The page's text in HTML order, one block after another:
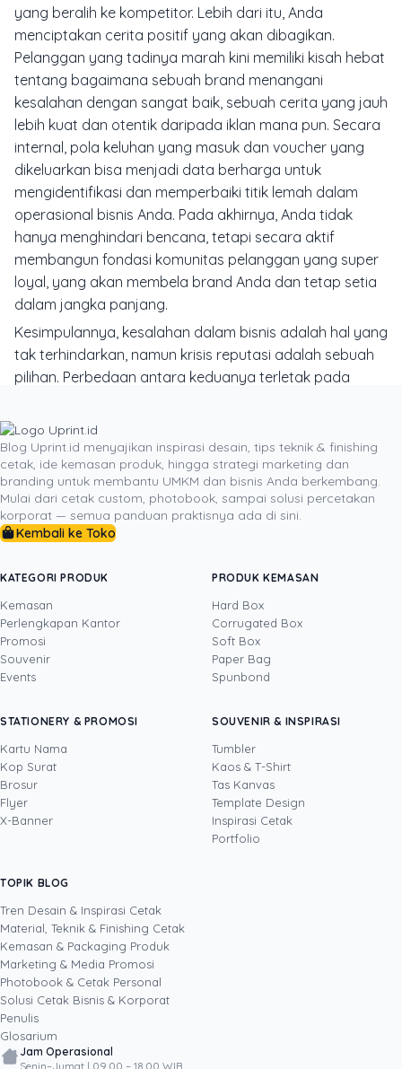
yang beralih ke kompetitor. Lebih dari itu, Anda
menciptakan cerita positif yang akan dibagikan.
Pelanggan yang tadinya marah kini memiliki kisah hebat
tentang bagaimana sebuah brand menangani
kesalahan dengan sangat baik, sebuah cerita yang jauh
lebih kuat dan otentik daripada iklan mana pun. Secara
internal, pola keluhan yang masuk dan voucher yang
dikeluarkan bisa menjadi data berharga untuk
mengidentifikasi dan memperbaiki titik lemah dalam
operasional bisnis Anda. Pada akhirnya, Anda tidak
hanya menghindari bencana, tetapi secara aktif
membangun fondasi komunitas pelanggan yang super
loyal, yang akan membela brand Anda dan tetap setia
dalam jangka panjang.
Kesimpulannya, kesalahan dalam bisnis adalah hal yang
tak terhindarkan, namun krisis reputasi adalah sebuah
pilihan. Perbedaan antara keduanya terletak pada
jika dirancang dengan empati, dipersonalisasi dengan
tulus, dan diberikan pada saat yang tepat,
bertransformasi dari sekadar alat promosi menjadi
instrumen strategis untuk manajemen krisis dan
pembangunan loyalitas. Siapkan "kit pertolongan
pertama" branding Anda dari sekarang, agar ketika
mengubahnya menjadi sebuah kemenangan.
DITULIS OLEH
Uprint.id dengan pengalaman lebih dari 20
tahun di bidang creative direction, brand
strategy, dan growth hacking. Ia mengarahkan
bahasa visual Uprint dan membantu brand
merancang kemasan (packaging), stiker,
brosur, serta materi cetak lain yang bukan
sekadar enak dilihat, tetapi terbukti mendorong
menjadikan desain dan cetakan sebagai aset
brand, bukan sekadar biaya.
Lihat semua penulis
Popular
Blog Uprint.id menyajikan inspirasi desain, tips teknik & finishing
cetak, ide kemasan produk, hingga strategi marketing dan
branding untuk membantu UMKM dan bisnis Anda berkembang.
Mulai dari cetak custom, photobook, sampai solusi percetakan
korporat — semua panduan praktisnya ada di sini.
Kembali ke Toko
KATEGORI PRODUK
Kemasan
Perlengkapan Kantor
Promosi
Souvenir
Events
PRODUK KEMASAN
Hard Box
Corrugated Box
Soft Box
Paper Bag
Spunbond
STATIONERY & PROMOSI
Kartu Nama
Kop Surat
Brosur
Flyer
X-Banner
SOUVENIR & INSPIRASI
Tumbler
Kaos & T-Shirt
Tas Kanvas
Template Design
Inspirasi Cetak
Portfolio
TOPIK BLOG
Tren Desain & Inspirasi Cetak
Material, Teknik & Finishing Cetak
Kemasan & Packaging Produk
Marketing & Media Promosi
Photobook & Cetak Personal
Solusi Cetak Bisnis & Korporat
Penulis
Glosarium
Jam Operasional
Senin–Jumat | 09.00 – 18.00 WIB